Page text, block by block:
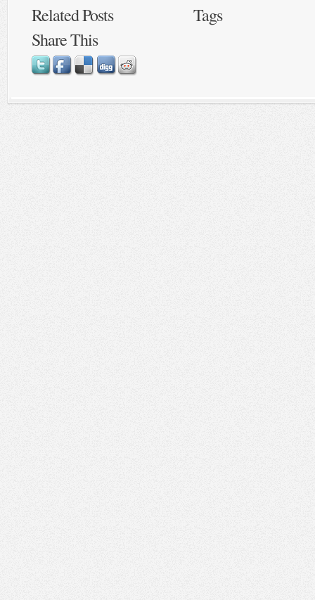
Related Posts
Tags
Share This